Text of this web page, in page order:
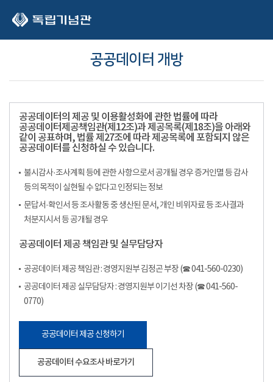
공공데이터 개방
공공데이터의 제공 및 이용활성화에 관한 법률에 따라
공공데이터제공책임관(제12조)과 제공목록(제18조)을 아래와
같이 공표하며, 법률 제27조에 따라 제공목록에 포함되지 않은
공공데이터를 신청하실 수 있습니다.
불시감사·조사계획 등에 관한 사항으로서 공개될 경우 증거인멸 등 감사
등의 목적이 실현될 수 없다고 인정되는 정보
문답서·확인서 등 조사활동 중 생산된 문서, 개인 비위자료 등 조사결과
처분지시서 등 공개될 경우
공공데이터 제공 책임관 및 실무담당자
공공데이터 제공 책임관 : 경영지원부 김정곤 부장 (☎ 041-560-0230)
공공데이터 제공 실무담당자 : 경영지원부 이기선 차장 (☎ 041-560-
0770)
공공데이터 제공 신청하기
공공데이터 수요조사 바로가기